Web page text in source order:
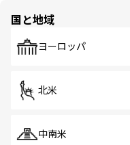
で、ホーカーズ
国と地域
ヨーロッパ
北米
中南米